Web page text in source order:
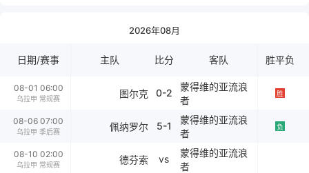
2026年08月
日期/赛事 主队 比分 客队 胜平负
08-01 06:00
乌拉甲 常规赛 图尔克 0-2
蒙得维的亚流浪
者
胜
08-06 07:00
乌拉甲 季后赛 佩纳罗尔 5-1
蒙得维的亚流浪
者
负
08-10 02:00
乌拉甲 常规赛 德芬索 vs
蒙得维的亚流浪
者